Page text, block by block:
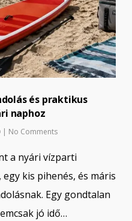
és praktikus
naphoz
| No Comments
a nyári vízparti
kis pihenés, és máris
Egy gondtalan
jó idő…